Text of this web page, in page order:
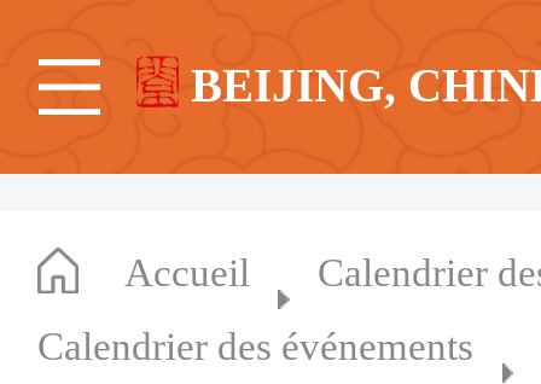
BEIJING,
Accueil
Calendrier
Calendrier des événements